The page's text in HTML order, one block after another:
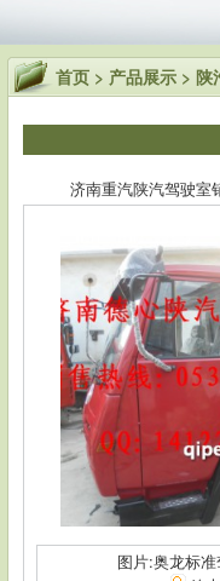
首页 > 产品展示 > 陕
济南重汽陕汽驾驶室
图片:奥龙标